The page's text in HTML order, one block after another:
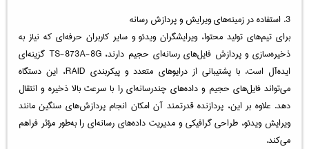
3. استفاده در زمینه‌های ویرایش و پردازش رسانه
برای تیم‌های تولید محتوا، ویرایشگران ویدئو و سایر کاربران حرفه‌ای که نیاز به
ذخیره‌سازی و پردازش فایل‌های رسانه‌ای حجیم دارند، TS-873A-8G گزینه‌ای
ایده‌آل است. با پشتیبانی از درایوهای متعدد و پیکربندی RAID، این دستگاه
می‌تواند فایل‌های حجیم و داده‌های چندرسانه‌ای را با سرعت بالا ذخیره و انتقال
دهد. علاوه بر این، پردازنده قدرتمند آن امکان انجام پردازش‌های سنگین مانند
ویرایش ویدئو، طراحی گرافیکی و مدیریت داده‌های رسانه‌ای را به‌طور مؤثر فراهم
می‌کند.